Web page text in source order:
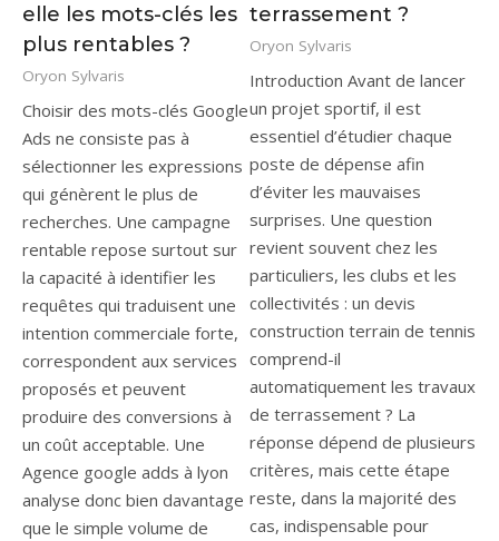
elle les mots-clés les
plus rentables ?
Oryon Sylvaris
Choisir des mots-clés Google
Ads ne consiste pas à
sélectionner les expressions
qui génèrent le plus de
recherches. Une campagne
rentable repose surtout sur
la capacité à identifier les
requêtes qui traduisent une
intention commerciale forte,
correspondent aux services
proposés et peuvent
produire des conversions à
un coût acceptable. Une
Agence google adds à lyon
analyse donc bien davantage
que le simple volume de
terrassement ?
Oryon Sylvaris
Introduction Avant de lancer
un projet sportif, il est
essentiel d’étudier chaque
poste de dépense afin
d’éviter les mauvaises
surprises. Une question
revient souvent chez les
particuliers, les clubs et les
collectivités : un devis
construction terrain de tennis
comprend-il
automatiquement les travaux
de terrassement ? La
réponse dépend de plusieurs
critères, mais cette étape
reste, dans la majorité des
cas, indispensable pour